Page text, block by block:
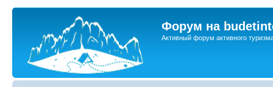
Форум на
Активный форум активного